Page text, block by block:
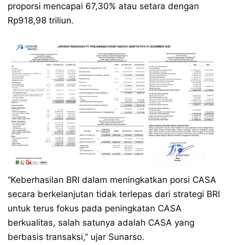
proporsi mencapai 67,30% atau setara dengan
Rp918,98 triliun.
“Keberhasilan BRI dalam meningkatkan porsi CASA
secara berkelanjutan tidak terlepas dari strategi BRI
untuk terus fokus pada peningkatan CASA
berkualitas, salah satunya adalah CASA yang
berbasis transaksi,” ujar Sunarso.